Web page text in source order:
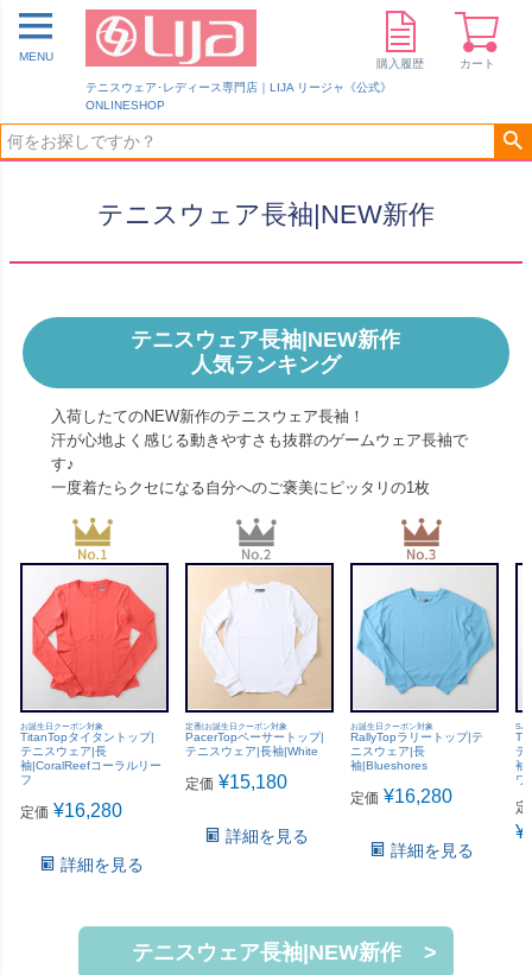
テニスウェア･レディース専門店｜LIJA リージャ《公式》
ONLINESHOP
MENU
購入履歴 カート
テニスウェア長袖|NEW新作
テニスウェア長袖|NEW新作
人気ランキング
入荷したてのNEW新作のテニスウェア長袖！
汗が心地よく感じる動きやすさも抜群のゲームウェア長袖で
す♪
一度着たらクセになる自分へのご褒美にピッタリの1枚
お誕生日クーポン対象
TitanTopタイタントップ|
テニスウェア|長
袖|CoralReefコーラルリー
フ
定価 ¥16,280
詳細を見る
定番|お誕生日クーポン対象
PacerTopペーサートップ|
テニスウェア|長袖|White
定価 ¥15,180
詳細を見る
お誕生日クーポン対象
RallyTopラリートップ|テ
ニスウェア|長
袖|Blueshores
定価 ¥16,280
詳細を見る
テ
袖
ワ
¥
テニスウェア長袖|NEW新作